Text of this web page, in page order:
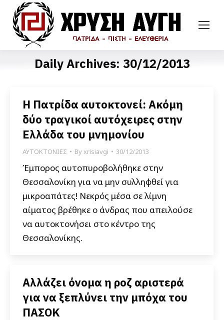
Daily Archives: 30/12/2013
Η Πατρίδα αυτοκτονεί: Ακόμη
δύο τραγικοί αυτόχειρες στην
Ελλάδα του μνημονίου
ΑΥΤΟΚΤΟΝΙΕΣ Byxrisiavgi 30/12/2013
Έμπορος αυτοπυροβολήθηκε στην
Θεσσαλονίκη για να μην συλληφθεί για
μικροαπάτες! Νεκρός μέσα σε λίμνη
αίματος βρέθηκε ο άνδρας που απειλούσε
να αυτοκτονήσει στο κέντρο της
Θεσσαλονίκης.
Αλλάζει όνομα η ροζ αριστερά
για να ξεπλύνει την μπόχα του
ΠΑΣΟΚ